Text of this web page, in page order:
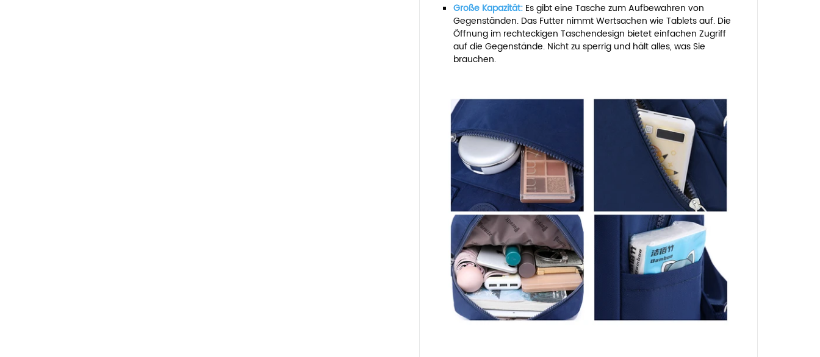
Große Kapazität: Es gibt eine Tasche zum Aufbewahren von
Gegenständen. Das Futter nimmt Wertsachen wie Tablets auf. Die
Öffnung im rechteckigen Taschendesign bietet einfachen Zugriff
auf die Gegenstände. Nicht zu sperrig und hält alles, was Sie
brauchen.